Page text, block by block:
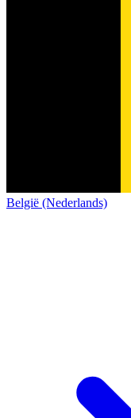
België (Nederlands)